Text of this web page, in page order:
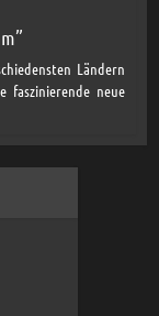
Ländern
faszinierende neue